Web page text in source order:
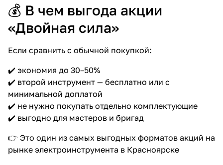
💰 В чем выгода акции
«Двойная сила»
Если сравнить с обычной покупкой:
✔️ экономия до 30–50%
✔️ второй инструмент — бесплатно или с
минимальной доплатой
✔️ не нужно покупать отдельно комплектующие
✔️ выгодно для мастеров и бригад
👉 Это один из самых выгодных форматов акций на
рынке электроинструмента в Красноярске